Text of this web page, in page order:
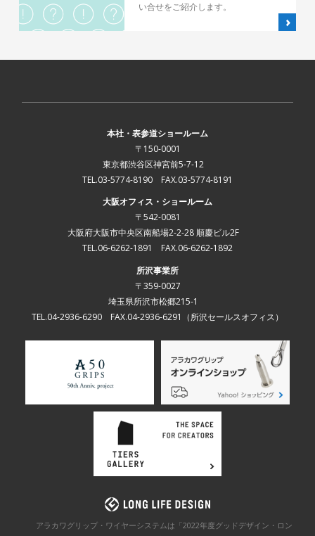
い合せをご紹介します。
本社・表参道ショールーム
〒150-0001
東京都渋谷区神宮前5-7-12
TEL.03-5774-8190 FAX.03-5774-8191
大阪オフィス・ショールーム
〒542-0081
大阪府大阪市中央区南船場2-2-28 順慶ビル2F
TEL.06-6262-1891 FAX.06-6262-1892
所沢事業所
〒359-0027
埼玉県所沢市松郷215-1
TEL.04-2936-6290 FAX.04-2936-6291 （所沢セールスオフィス）
アラカワグリップ・ワイヤーシステムは「2022年度グッドデザイン・ロン